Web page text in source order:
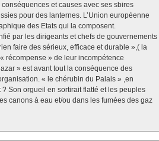
et causes avec ses sbires
pour des lanternes. L’Union européenne
des Etats qui la composent.
par les dirigeants et chefs de gouvernements
faire des sérieux, efficace et durable »,( la
récompense » de leur incompétence
» est avant tout la conséquence des
« le chérubin du Palais » ,en
Son orgueil en sortirait flatté et les peuples
canons à eau et/ou dans les fumées des gaz